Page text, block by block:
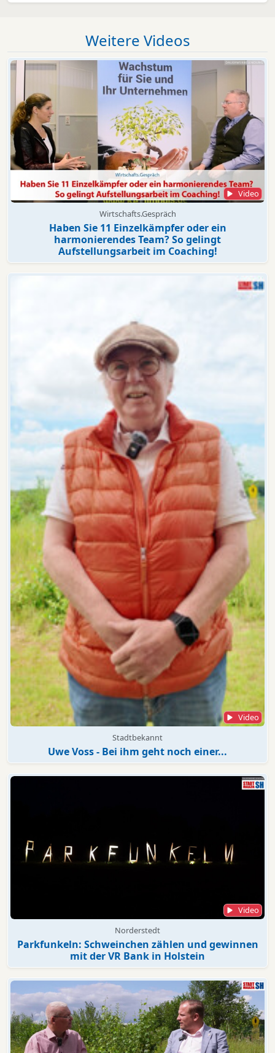
Weitere Videos
Video
Wirtschafts.Gespräch
Haben Sie 11 Einzelkämpfer oder ein
harmonierendes Team? So gelingt
Aufstellungsarbeit im Coaching!
Video
Stadtbekannt
Uwe Voss - Bei ihm geht noch einer...
Video
Norderstedt
Parkfunkeln: Schweinchen zählen und gewinnen
mit der VR Bank in Holstein